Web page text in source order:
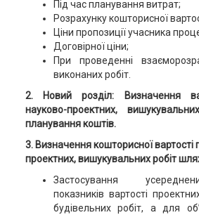
Під час планування витрат;
Розрахунку кошторисної
Ціни пропозиції учасника
Договірної ціни;
При проведенні
виконаних робіт.
2. Новий розділ: Визначення
науково-проектних,
планування коштів.
3. Визначення кошторисної вартості
проектних, вишукувальних робіт
Застосування
показників вартості
будівельних робіт, а для